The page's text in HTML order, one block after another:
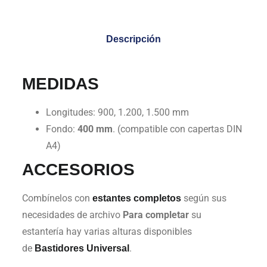
Descripción
MEDIDAS
Longitudes: 900, 1.200, 1.500 mm
Fondo: 400 mm. (compatible con capertas DIN
A4)
ACCESORIOS
Combínelos con estantes completossegún sus
necesidades de archivo Para completarsu
estantería hay varias alturas disponibles
de Bastidores Universal .